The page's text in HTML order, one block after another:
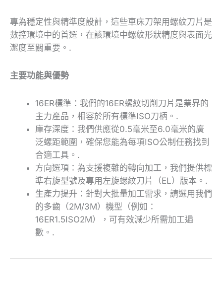
專為穩定性與精準度設計，這些車床刀架用螺紋刀片是
數控環境中的首選，在該環境中螺紋形狀精度與表面光
潔度至關重要。.
主要功能與優勢
16ER標準：我們的16ER螺紋切削刀片是業界的
主力產品，相容於所有標準ISO刀柄。.
庫存深度：我們供應從0.5毫米至6.0毫米的廣
泛螺距範圍，確保您能為每項ISO公制任務找到
合適工具。.
方向選項：為支援複雜的轉向加工，我們提供標
準右旋型號及專用左旋螺紋刀片（EL）版本。.
生產力提升：針對大批量加工需求，請選用我們
的多齒（2M/3M）機型（例如：
16ER1.5ISO2M），可有效減少所需加工遍
數。.